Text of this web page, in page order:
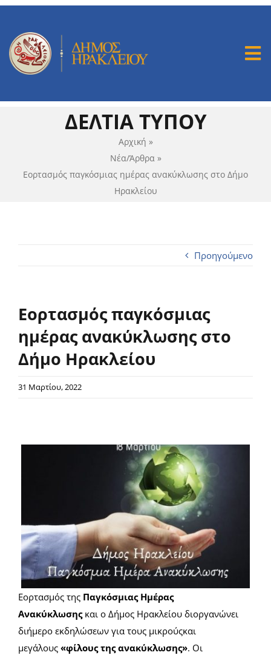
Μετάβαση
περιεχόμενο
Mission 100
Μας Στηρίζουν
Επικοινωνία
ΔΕΛΤΙΑ ΤΥΠΟΥ
Αρχική »
Νέα/Άρθρα»
Εορτασμός παγκόσμιας ημέρας ανακύκλωσης στο Δήμο
Ηρακλείου
Προηγούμενο
Εορτασμός παγκόσμιας
ημέρας ανακύκλωσης στο
Δήμο Ηρακλείου
31 Μαρτίου, 2022
Εορτασμός της Παγκόσμιας Ημέρας
Ανακύκλωσηςκαι ο Δήμος Ηρακλείου διοργανώνει
διήμερο εκδηλώσεων για τους μικρούςκαι
μεγάλους «φίλους της ανακύκλωσης». Οι